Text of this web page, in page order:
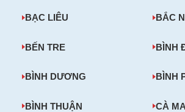
cần đặt anten ở vị trí có tín hiệu tốt hơn.
BẠC LIÊU BẮC
BẾN TRE BÌNH
BÌNH DƯƠNG BÌNH
BÌNH THUẬN CÀ